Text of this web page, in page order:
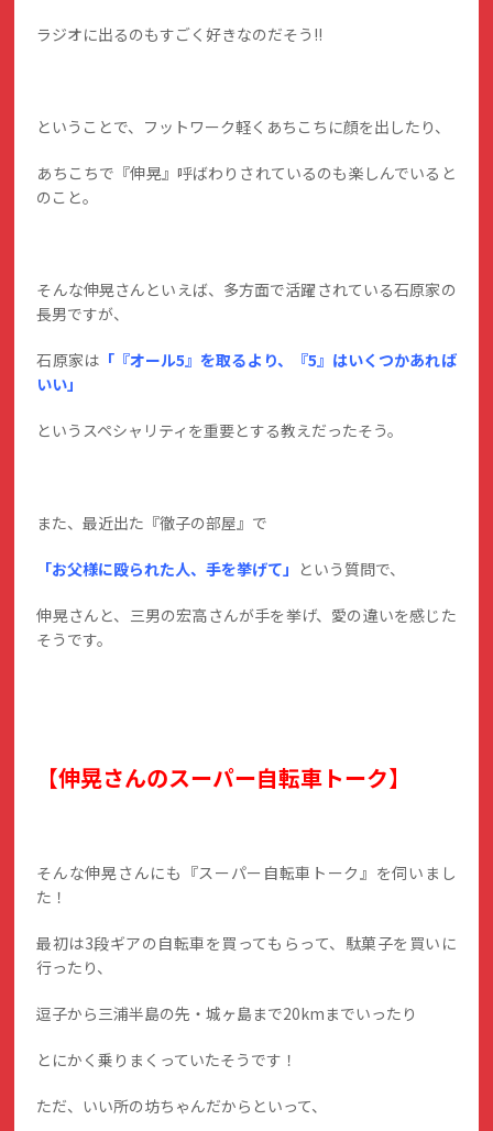
ラジオに出るのもすごく好きなのだそう!!
ということで、フットワーク軽くあちこちに顔を出したり、
あちこちで『伸晃』呼ばわりされているのも楽しんでいると
のこと。
そんな伸晃さんといえば、多方面で活躍されている石原家の
長男ですが、
石原家は「『オール5』を取るより、『5』はいくつかあれば
いい」
というスペシャリティを重要とする教えだったそう。
また、最近出た『徹子の部屋』で
「お父様に殴られた人、手を挙げて」 という質問で、
伸晃さんと、三男の宏高さんが手を挙げ、愛の違いを感じた
そうです。
【伸晃さんのスーパー自転車トーク】
そんな伸晃さんにも『スーパー自転車トーク』を伺いまし
た！
最初は3段ギアの自転車を買ってもらって、駄菓子を買いに
行ったり、
逗子から三浦半島の先・城ヶ島まで20kmまでいったり
とにかく乗りまくっていたそうです！
ただ、いい所の坊ちゃんだからといって、